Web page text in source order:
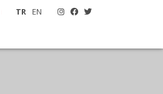
TR EN